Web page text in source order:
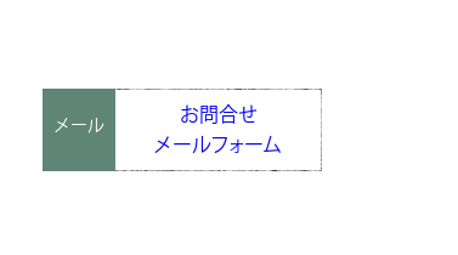
メール
お問合せ
メールフォーム